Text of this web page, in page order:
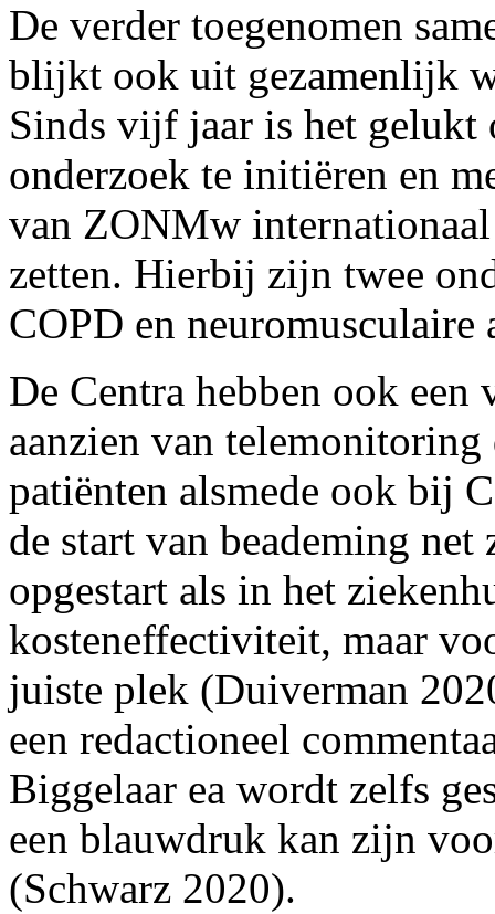
De verder toegenomen
blijkt ook uit gezamenlijk
Sinds vijf jaar is het gelukt
onderzoek te initiëren en
van ZONMw internationaal
zetten. Hierbij zijn twee
COPD en neuromusculaire
De Centra hebben ook
aanzien van
patiënten alsmede ook bij
de start van beademing
opgestart als in het
kosteneffectiviteit, maar
juiste plek (Duiverman
een redactioneel
Biggelaar ea wordt zelfs
een blauwdruk kan zijn
(Schwarz 2020).